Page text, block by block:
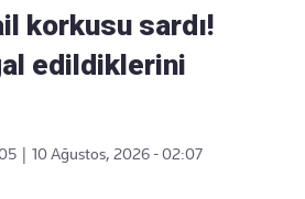
korkusu sardı!
edildiklerini
10 Ağustos, 2026 - 02:07